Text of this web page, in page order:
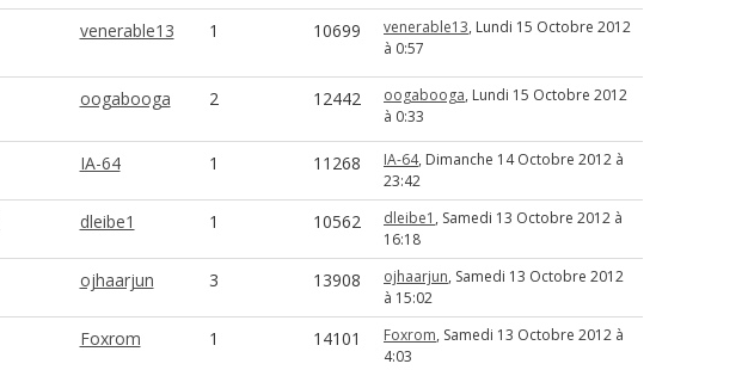
venerable13 1 10699 venerable13, Lundi 15 Octobre 2012
à 0:57
oogabooga 2 12442 oogabooga, Lundi 15 Octobre 2012
à 0:33
IA-64 1 11268 IA-64, Dimanche 14 Octobre 2012 à
23:42
dleibe1 1 10562 dleibe1 , Samedi 13 Octobre 2012 à
16:18
ojhaarjun 3 13908 ojhaarjun, Samedi 13 Octobre 2012
à 15:02
Foxrom 1 14101 Foxrom, Samedi 13 Octobre 2012 à
4:03